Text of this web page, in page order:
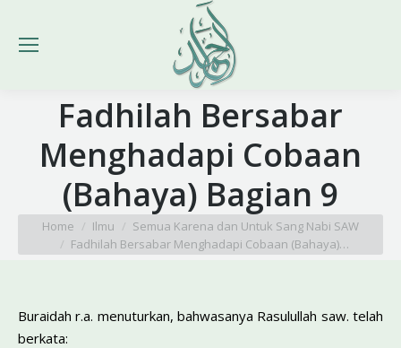
Fadhilah Bersabar
Menghadapi Cobaan
(Bahaya) Bagian 9
You are here:
Home Ilmu
Semua Karena dan Untuk Sang Nabi SAW
Fadhilah Bersabar Menghadapi Cobaan (Bahaya)…
Buraidah r.a. menuturkan, bahwasanya Rasulullah saw. telah
berkata: